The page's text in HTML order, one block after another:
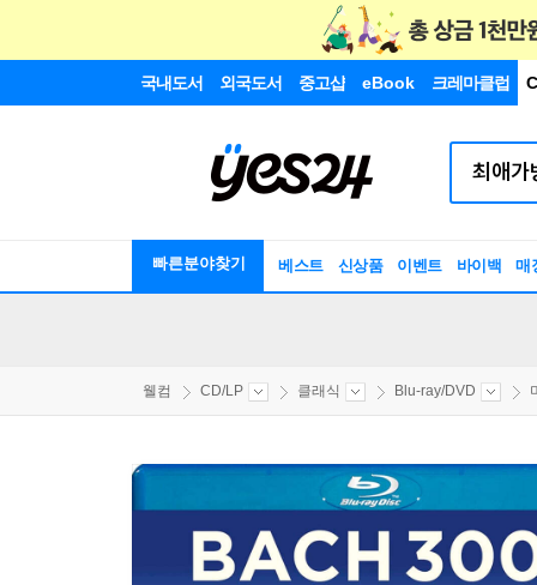
국내도서 외국도서 중고샵 eBook 크레마클럽
빠른분야찾기 베스트 신상품 이벤트 바이백 매
웰컴 CD/LP 클래식 Blu-ray/DVD